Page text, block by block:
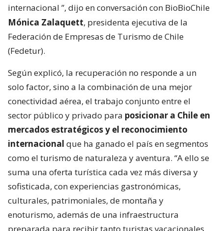
internacional ”, dijo en conversación con BioBioChile
Mónica Zalaquett, presidenta ejecutiva de la
Federación de Empresas de Turismo de Chile
(Fedetur).
Según explicó, la recuperación no responde a un
solo factor, sino a la combinación de una mejor
conectividad aérea, el trabajo conjunto entre el
sector público y privado para posicionar a Chile en
mercados estratégicos y el reconocimiento
internacional que ha ganado el país en segmentos
como el turismo de naturaleza y aventura. “A ello se
suma una oferta turística cada vez más diversa y
sofisticada, con experiencias gastronómicas,
culturales, patrimoniales, de montaña y
enoturismo, además de una infraestructura
preparada para recibir tanto turistas vacacionales